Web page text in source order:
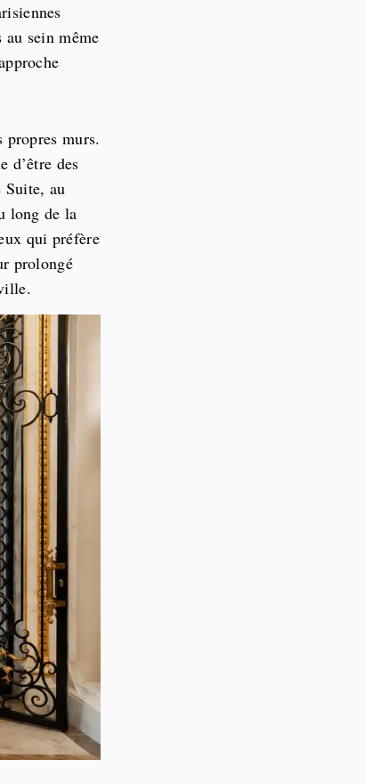
sein même
murs.
d’être des
Suite, au
long de la
qui préfère
prolongé